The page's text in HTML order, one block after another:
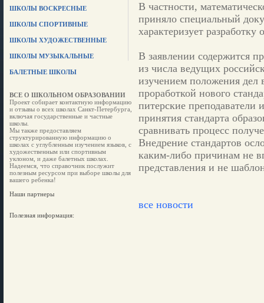
ШКОЛЫ ВОСКРЕСНЫЕ
ШКОЛЫ СПОРТИВНЫЕ
ШКОЛЫ ХУДОЖЕСТВЕННЫЕ
ШКОЛЫ МУЗЫКАЛЬНЫЕ
БАЛЕТНЫЕ ШКОЛЫ
ВСЕ О ШКОЛЬНОМ ОБРАЗОВАНИИ
Проект собирает контактную информацию
и отзывы о всех школах Санкт-Петербурга,
включая государственные и частные
школы.
Мы также предоставляем
структурированную информацию о
школах с углубленным изучением языков, с
художественным или спортивным
уклоном, и даже балетных школах.
Надеемся, что справочник послужит
полезным ресурсом при выборе школы для
вашего ребенка!
Наши партнеры
Полезная информация:
В частности,
приняло специальный
характеризует разработку
В заявлении содержится
из числа ведущих
изучением положения дел
проработкой нового
питерские
принятия стандарта
сравнивать процесс
Внедрение стандартов
каким-либо причинам не
представления и не
все новости